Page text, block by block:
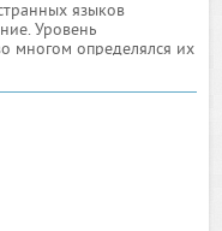
языков
Уровень
многом определялся их